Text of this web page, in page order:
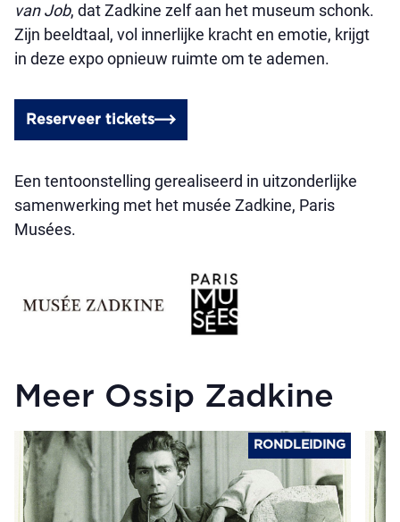
van Job, dat Zadkine zelf aan het museum schonk.
Zijn beeldtaal, vol innerlijke kracht en emotie, krijgt
in deze expo opnieuw ruimte om te ademen.
Reserveer tickets
Een tentoonstelling gerealiseerd in uitzonderlijke
samenwerking met het musée Zadkine, Paris
Musées.
Meer Ossip Zadkine
RONDLEIDING